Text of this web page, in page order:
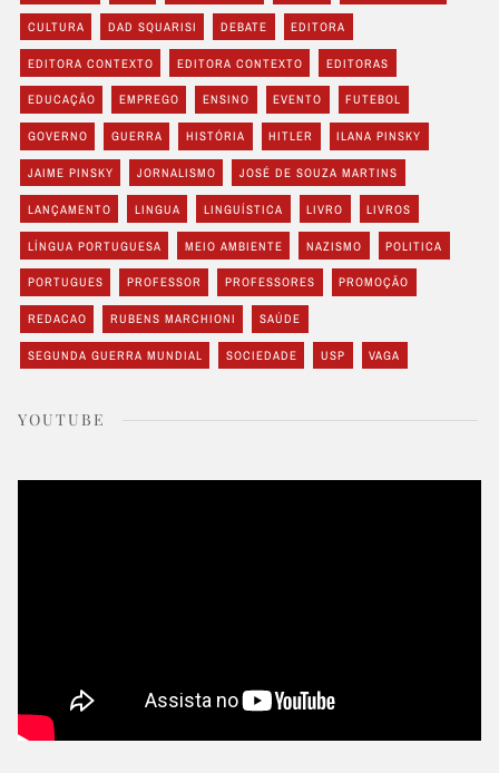
CULTURA DAD SQUARISI DEBATE EDITORA
EDITORA CONTEXTO EDITORA CONTEXTO EDITORAS
EDUCAÇÃO EMPREGO ENSINO EVENTO FUTEBOL
GOVERNO GUERRA HISTÓRIA HITLER ILANA PINSKY
JAIME PINSKY JORNALISMO JOSÉ DE SOUZA MARTINS
LANÇAMENTO LINGUA LINGUÍSTICA LIVRO LIVROS
LÍNGUA PORTUGUESA MEIO AMBIENTE NAZISMO POLITICA
PORTUGUES PROFESSOR PROFESSORES PROMOÇÃO
REDACAO RUBENS MARCHIONI SAÚDE
SEGUNDA GUERRA MUNDIAL SOCIEDADE USP VAGA
YOUTUBE